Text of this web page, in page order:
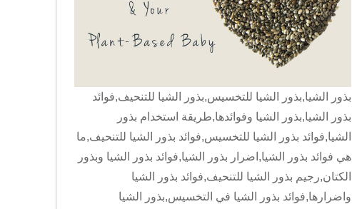
بذور الشيا,بذور الشيا للتخسيس,بذور الشيا للتنحيف,فوائد
بذور الشيا,بذور الشيا وفوائدها,طريقة استخدام بذور
الشيا,فوائد بذور الشيا للتخسيس,فوائد بذور الشيا للتنحيف,ما
هي فوائد بذور الشيا,اضرار بذور الشيا,فوائد بذور الشيا وبذور
الكتان,رجيم بذور الشيا للتنحيف,فوائد بذور الشيا
واضرارها,فوائد بذور الشيا في التخسيس,بذور الشيا